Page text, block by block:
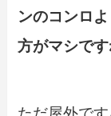
ンのコンロ
方がマシです